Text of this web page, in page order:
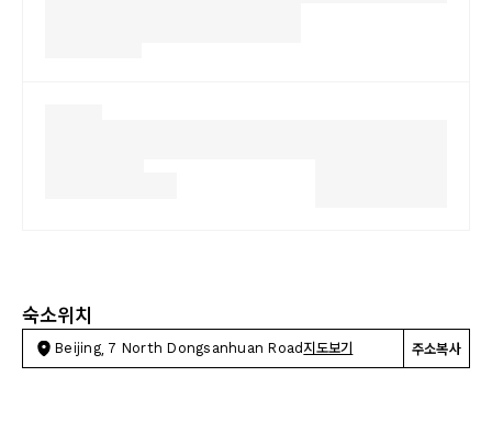
숙소위치
Beijing, 7 North Dongsanhuan Road 지도보기 주소복사